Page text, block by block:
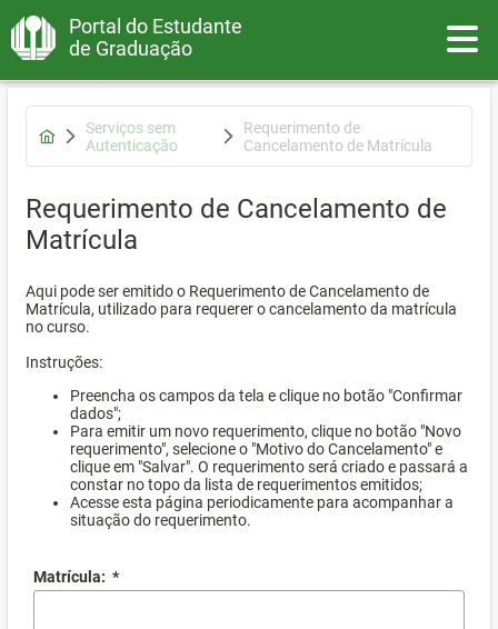
Portal do Estudante
de Graduação
Serviços sem
Autenticação
Requerimento de
Cancelamento de Matrícula
Requerimento de Cancelamento de
Matrícula
Aqui pode ser emitido o Requerimento de Cancelamento de
Matrícula, utilizado para requerer o cancelamento da matrícula
no curso.
Instruções:
Preencha os campos da tela e clique no botão "Confirmar
dados";
Para emitir um novo requerimento, clique no botão "Novo
requerimento", selecione o "Motivo do Cancelamento" e
clique em "Salvar". O requerimento será criado e passará a
constar no topo da lista de requerimentos emitidos;
Acesse esta página periodicamente para acompanhar a
situação do requerimento.
Matrícula: *